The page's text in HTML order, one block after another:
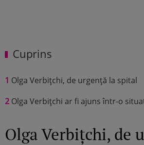
Cuprins
1 Olga Verbițchi, de urgență la spital
2 Olga Verbițchi ar fi ajuns într-o
Olga Verbițchi, de